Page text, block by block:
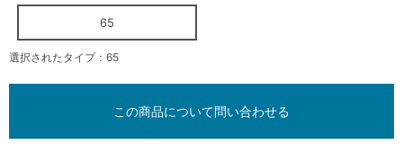
65
選択されたタイプ：65
この商品について問い合わせる